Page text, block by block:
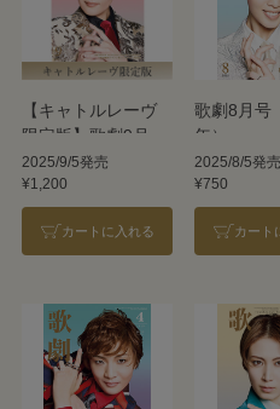
【キャトルレーヴ
限定版】歌劇9月号
（2025年）
2025/9/5発売
¥1,200
カートに入れる
歌劇8月号
年）
2025/8/5発売
¥750
カート